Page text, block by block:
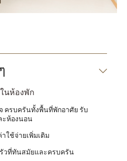
นห้องพัก
ครบครันทั้งพื้นที่พักอาศัย รับ
ะห้องนอน
ใช้จ่ายเพิ่มเติม
วที่ทันสมัยและครบครัน